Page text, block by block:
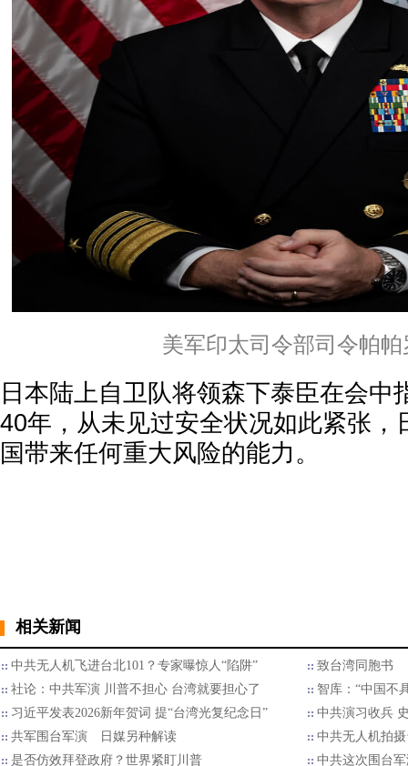
美军印太司令部司令帕
日本陆上自卫队将领森下泰臣在会中
40年，从未见过安全状况如此紧张，
国带来任何重大风险的能力。
相关新闻
中共无人机飞进台北101？专家曝惊人“陷阱”
致台湾同胞书
社论：中共军演 川普不担心 台湾就要担心了
智库：“中国不
习近平发表2026新年贺词 提“台湾光复纪念日”
中共演习收兵
共军围台军演 日媒另种解读
中共无人机拍
是否仿效拜登政府？世界紧盯川普
中共这次围台